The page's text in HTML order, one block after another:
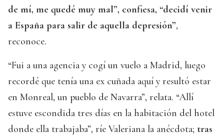
de mí, me quedé muy mal”, confiesa, “decidí venir
a España para salir de aquella depresión”,
reconoce.
“Fui a una agencia y cogí un vuelo a Madrid, luego
recordé que tenía una ex cuñada aquí y resultó estar
en Monreal, un pueblo de Navarra”, relata. “Allí
estuve escondida tres días en la habitación del hotel
donde ella trabajaba”, ríe Valeriana la anécdota; tras